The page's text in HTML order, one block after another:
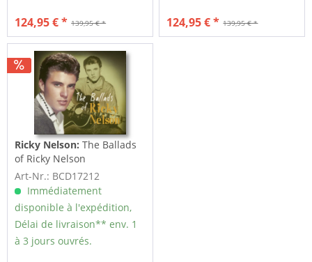
139,95 € *
124,95 € * 139,95 € *
124,95 € *
Ricky Nelson:The Ballads
of Ricky Nelson
Art-Nr.: BCD17212
Immédiatement
disponible à l'expédition,
Délai de livraison** env. 1
à 3 jours ouvrés.